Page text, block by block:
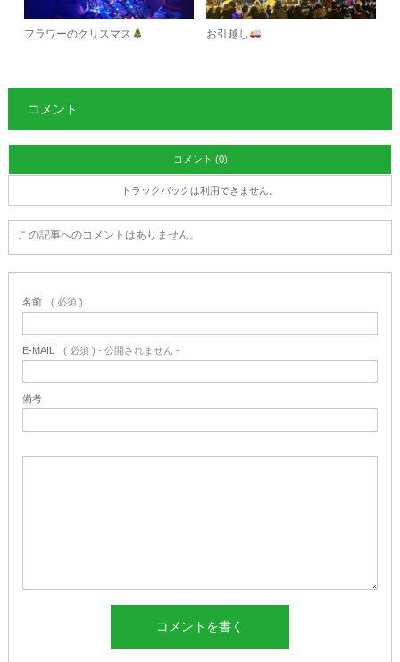
フラワーのクリスマス お引越し
コメント
コメント (0)
トラックバックは利用できません。
この記事へのコメントはありません。
名前 ( 必須 )
E-MAIL ( 必須 ) - 公開されません -
備考